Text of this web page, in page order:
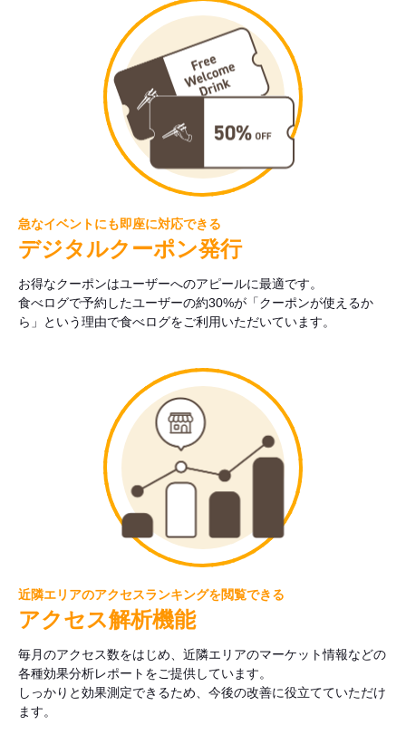
急なイベントにも即座に対応できる
デジタルクーポン発行
お得なクーポンはユーザーへのアピールに最適です。
食べログで予約したユーザーの約30%が「クーポンが使えるか
ら」という理由で食べログをご利用いただいています。
近隣エリアのアクセスランキングを閲覧できる
アクセス解析機能
毎月のアクセス数をはじめ、近隣エリアのマーケット情報などの
各種効果分析レポートをご提供しています。
しっかりと効果測定できるため、今後の改善に役立てていただけ
ます。